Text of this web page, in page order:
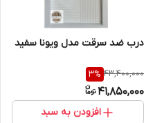
درب ضد سرقت مدل ویونا سفید
43,400,000
3%
41,850,000
افزودن به سبد